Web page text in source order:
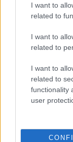
I want to
related to
I want to
related to
I want to
related to
functionality
user
Madnezz•2021.
Illat: porter,
Amikor
balti porter,
süteményesen
balti porter
érződött. Jobb